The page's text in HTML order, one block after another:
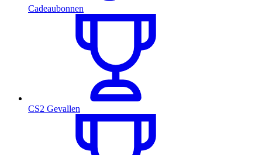
Cadeaubonnen
CS2 Gevallen